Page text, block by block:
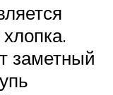
заметный